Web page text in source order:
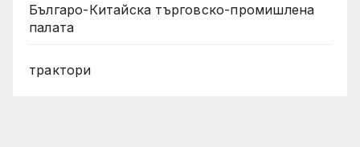
Българо-Китайска търговско-промишлена
палата
трактори